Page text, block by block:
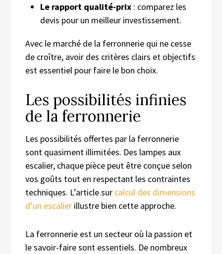
Le rapport qualité-prix : comparez les
devis pour un meilleur investissement.
Avec le marché de la ferronnerie qui ne cesse
de croître, avoir des critères clairs et objectifs
est essentiel pour faire le bon choix.
Les possibilités infinies
de la ferronnerie
Les possibilités offertes par la ferronnerie
sont quasiment illimitées. Des lampes aux
escalier, chaque pièce peut être conçue selon
vos goûts tout en respectant les contraintes
techniques. L’article sur calcul des dimensions
d’un escalier illustre bien cette approche.
La ferronnerie est un secteur où la passion et
le savoir-faire sont essentiels. De nombreux